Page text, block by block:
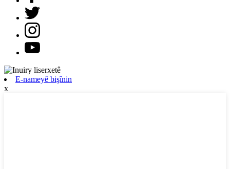
E-nameyê bişînin
x